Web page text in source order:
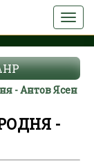
- Антов Ясен
-